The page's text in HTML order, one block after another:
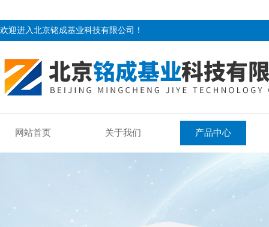
欢迎进入北京铭成基业科技有限公司！
网站首页 关于我们 产品中心